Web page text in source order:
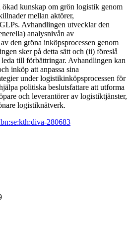
kunskap om grön logistik genom
mellan aktörer,
Avhandlingen utvecklar den
analysnivån av
den gröna inköpsprocessen genom
sker på detta sätt och (ii) föreslå
till förbättringar. Avhandlingen kan
inköp att anpassa sina
under logistikinköpsprocessen för
politiska beslutsfattare att utforma
och leverantörer av logistiktjänster,
logistiknätverk.
280683